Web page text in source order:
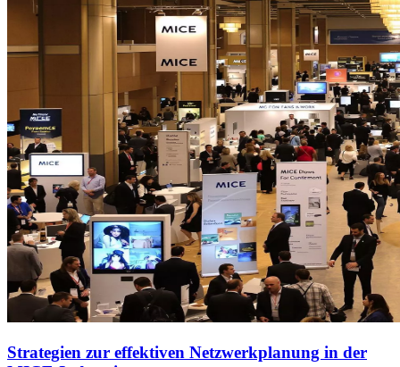
Strategien zur effektiven Netzwerkplanung in der